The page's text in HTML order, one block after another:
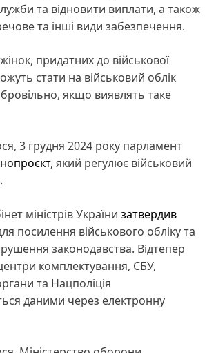
та відновити виплати, а також
та інші види забезпечення.
придатних до військової
стати на військовий облік
якщо виявлять таке
3 грудня 2024 року парламент
, який регулює військовий
міністрів України затвердив
посилення військового обліку та
законодавства. Відтепер
комплектування, СБУ,
та Нацполіція
даними через електронну